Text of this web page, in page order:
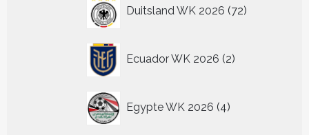
Duitsland WK 2026 72
producten
Ecuador WK 2026 2
producten
Egypte WK 2026 4
producten